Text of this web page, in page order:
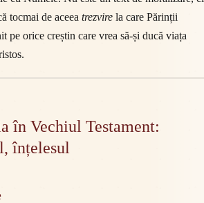
tocmai de aceea trezvire la care Părinții
pe orice creștin care vrea să-și ducă viața
în Vechiul Testament:
înțelesul